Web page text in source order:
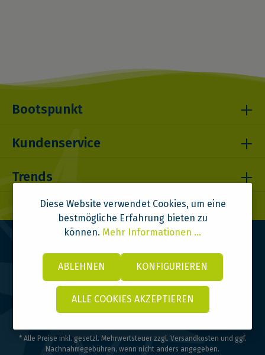
Bootspunkt
Kundenservice
Trends
* Alle Preise inkl. gesetzl. Mehrwertsteuer zzgl. Versandkosten und ggf.
Nachnahmegebühren, wenn nicht anders angegeben.
Diese Website verwendet Cookies, um eine
bestmögliche Erfahrung bieten zu
können. Mehr Informationen ...
ABLEHNEN KONFIGURIEREN
ALLE COOKIES AKZEPTIEREN